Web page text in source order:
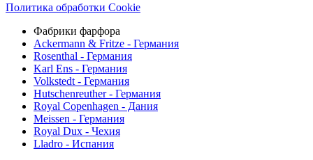
Политика обработки Cookie
Фабрики фарфора
Ackermann & Fritze - Германия
Rosenthal - Германия
Karl Ens - Германия
Volkstedt - Германия
Hutschenreuther - Германия
Royal Copenhagen - Дания
Meissen - Германия
Royal Dux - Чехия
Lladro - Испания